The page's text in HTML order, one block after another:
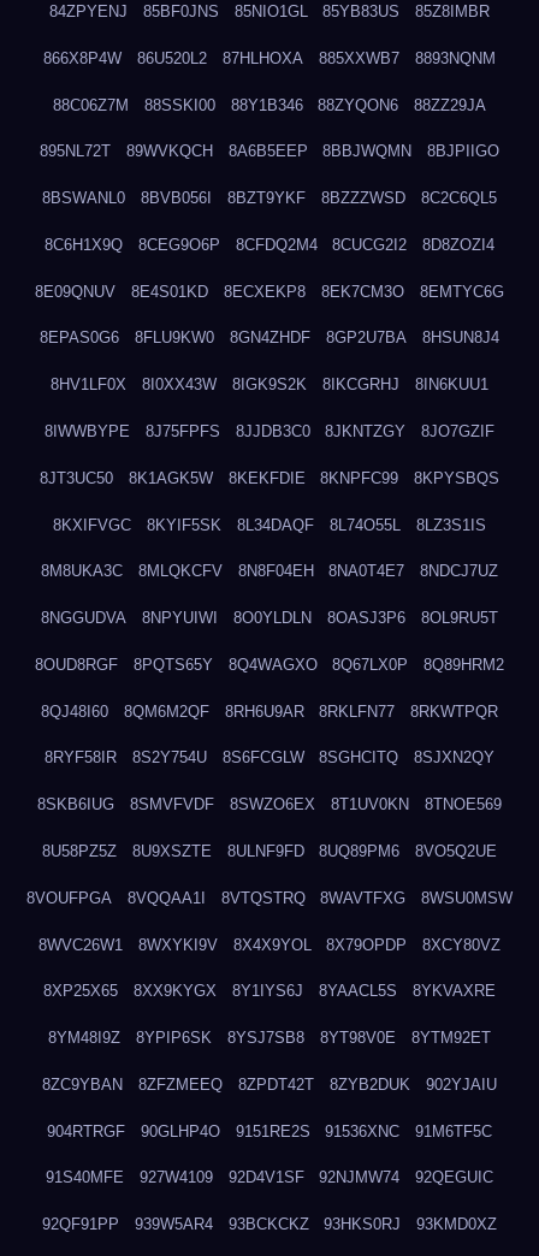
84ZPYENJ 85BF0JNS 85NIO1GL 85YB83US 85Z8IMBR
866X8P4W 86U520L2 87HLHOXA 885XXWB7 8893NQNM
88C06Z7M 88SSKI00 88Y1B346 88ZYQON6 88ZZ29JA
895NL72T 89WVKQCH 8A6B5EEP 8BBJWQMN 8BJPIIGO
8BSWANL0 8BVB056I 8BZT9YKF 8BZZZWSD 8C2C6QL5
8C6H1X9Q 8CEG9O6P 8CFDQ2M4 8CUCG2I2 8D8ZOZI4
8E09QNUV 8E4S01KD 8ECXEKP8 8EK7CM3O 8EMTYC6G
8EPAS0G6 8FLU9KW0 8GN4ZHDF 8GP2U7BA 8HSUN8J4
8HV1LF0X 8I0XX43W 8IGK9S2K 8IKCGRHJ 8IN6KUU1
8IWWBYPE 8J75FPFS 8JJDB3C0 8JKNTZGY 8JO7GZIF
8JT3UC50 8K1AGK5W 8KEKFDIE 8KNPFC99 8KPYSBQS
8KXIFVGC 8KYIF5SK 8L34DAQF 8L74O55L 8LZ3S1IS
8M8UKA3C 8MLQKCFV 8N8F04EH 8NA0T4E7 8NDCJ7UZ
8NGGUDVA 8NPYUIWI 8O0YLDLN 8OASJ3P6 8OL9RU5T
8OUD8RGF 8PQTS65Y 8Q4WAGXO 8Q67LX0P 8Q89HRM2
8QJ48I60 8QM6M2QF 8RH6U9AR 8RKLFN77 8RKWTPQR
8RYF58IR 8S2Y754U 8S6FCGLW 8SGHCITQ 8SJXN2QY
8SKB6IUG 8SMVFVDF 8SWZO6EX 8T1UV0KN 8TNOE569
8U58PZ5Z 8U9XSZTE 8ULNF9FD 8UQ89PM6 8VO5Q2UE
8VOUFPGA 8VQQAA1I 8VTQSTRQ 8WAVTFXG 8WSU0MSW
8WVC26W1 8WXYKI9V 8X4X9YOL 8X79OPDP 8XCY80VZ
8XP25X65 8XX9KYGX 8Y1IYS6J 8YAACL5S 8YKVAXRE
8YM48I9Z 8YPIP6SK 8YSJ7SB8 8YT98V0E 8YTM92ET
8ZC9YBAN 8ZFZMEEQ 8ZPDT42T 8ZYB2DUK 902YJAIU
904RTRGF 90GLHP4O 9151RE2S 91536XNC 91M6TF5C
91S40MFE 927W4109 92D4V1SF 92NJMW74 92QEGUIC
92QF91PP 939W5AR4 93BCKCKZ 93HKS0RJ 93KMD0XZ